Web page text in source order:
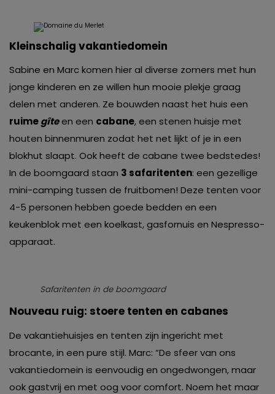
Kleinschalig vakantiedomein
Sabine en Marc komen hier al diverse zomers met hun
jonge kinderen en ze willen hun mooie plekje graag
delen met anderen. Ze bouwden naast het huis een
ruimegîteen een cabane, een stenen huisje met
houten binnenmuren zodat het net lijkt of je in een
blokhut slaapt. Ook heeft de cabane twee bedstedes!
In de boomgaard staan 3 safaritenten: een gezellige
mini-camping tussen de fruitbomen! Deze tenten voor
4-5 personen hebben goede bedden en een
keukenblok met een koelkast, gasfornuis en Nespresso-
apparaat.
Safaritenten in de boomgaard
Nouveau ruig: stoere tenten en cabanes
De vakantiehuisjes en tenten zijn ingericht met
brocante, in een pure stijl. Marc: “De sfeer van ons
vakantiedomein is eenvoudig en ongedwongen, maar
ook gastvrij en met oog voor comfort. Noem het maar